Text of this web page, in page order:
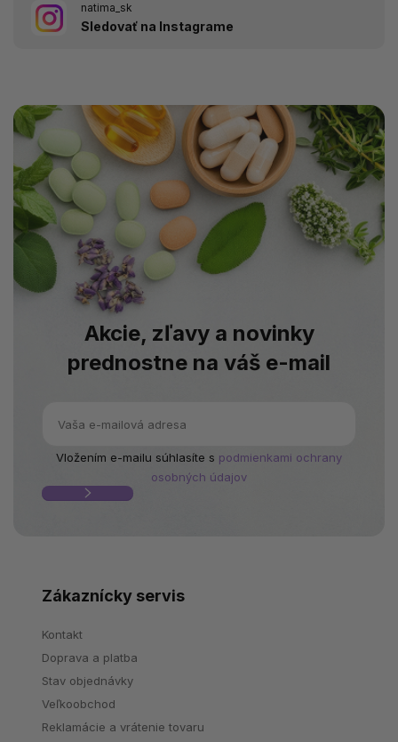
natima_sk
Sledovať na Instagrame
Akcie, zľavy a novinky
prednostne na váš e-mail
Vložením e-mailu súhlasíte s podmienkami ochrany
osobných údajov
Zákaznícky servis
Kontakt
Doprava a platba
Stav objednávky
Veľkoobchod
Reklamácie a vrátenie tovaru